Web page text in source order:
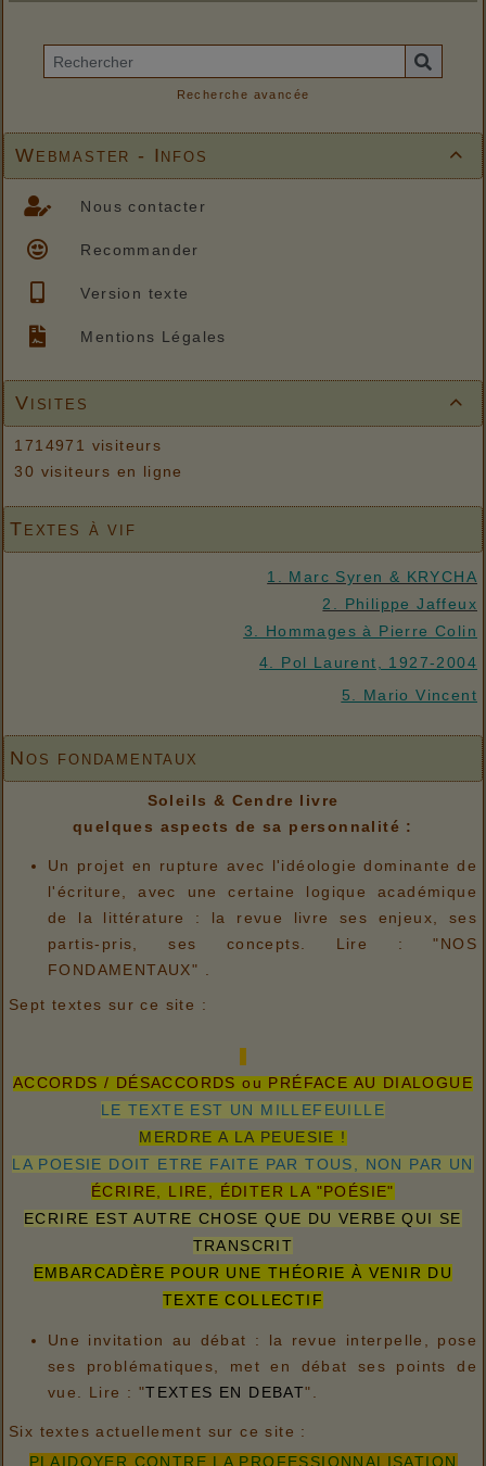
Recherche avancée

Webmaster - Infos
Nous contacter
Recommander
Version texte
Mentions Légales

Visites
1714971 visiteurs
30 visiteurs en ligne
Textes à vif
1. Marc Syren & KRYCHA
2. Philippe Jaffeux
3. Hommages à Pierre Colin
4. Pol Laurent, 1927-2004
5. Mario Vincent
Nos fondamentaux
Soleils & Cendre livre
quelques aspects de sa personnalité :
Un projet en rupture avec l'idéologie dominante de
l'écriture, avec une certaine logique académique
de la littérature : la revue livre ses enjeux, ses
partis-pris, ses concepts. Lire : "NOS
FONDAMENTAUX" .
Sept textes sur ce site :
ACCORDS / DÉSACCORDS ou PRÉFACE AU DIALOGUE
LE TEXTE EST UN MILLEFEUILLE
MERDRE A LA PEUESIE !
LA POESIE DOIT ETRE FAITE PAR TOUS, NON PAR UN
ÉCRIRE, LIRE, ÉDITER LA "POÉSIE"
ECRIRE EST AUTRE CHOSE QUE DU VERBE QUI SE
TRANSCRIT
EMBARCADÈRE POUR UNE THÉORIE À VENIR DU
TEXTE COLLECTIF
Une invitation au débat : la revue interpelle, pose
ses problématiques, met en débat ses points de
vue. Lire : "TEXTES EN DEBAT".
Six textes actuellement sur ce site :
PLAIDOYER CONTRE LA PROFESSIONNALISATION